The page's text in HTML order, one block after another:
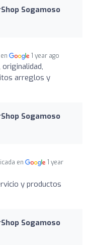
Sogamoso
1 year ago
originalidad,
arreglos y
Sogamoso
en
1 year
y productos
Sogamoso